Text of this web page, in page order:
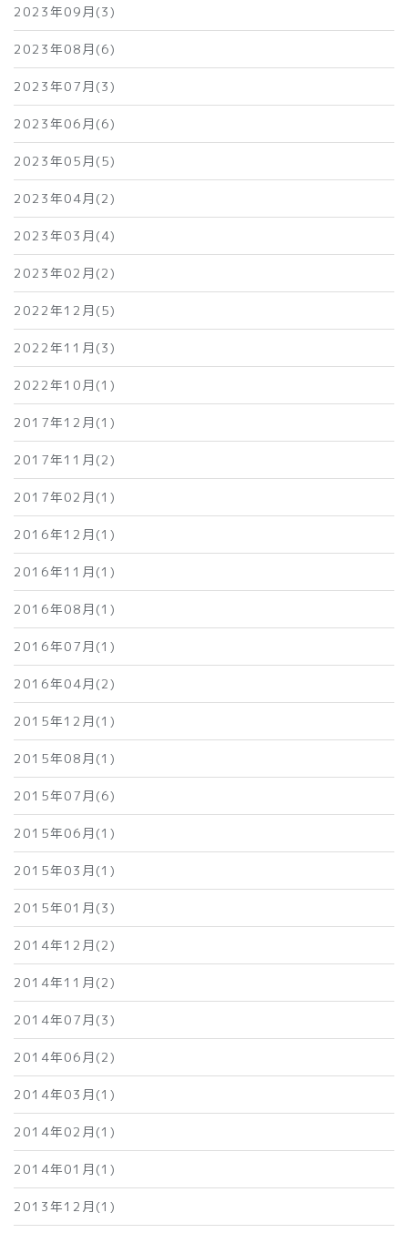
2023年09月(3)
2023年08月(6)
2023年07月(3)
2023年06月(6)
2023年05月(5)
2023年04月(2)
2023年03月(4)
2023年02月(2)
2022年12月(5)
2022年11月(3)
2022年10月(1)
2017年12月(1)
2017年11月(2)
2017年02月(1)
2016年12月(1)
2016年11月(1)
2016年08月(1)
2016年07月(1)
2016年04月(2)
2015年12月(1)
2015年08月(1)
2015年07月(6)
2015年06月(1)
2015年03月(1)
2015年01月(3)
2014年12月(2)
2014年11月(2)
2014年07月(3)
2014年06月(2)
2014年03月(1)
2014年02月(1)
2014年01月(1)
2013年12月(1)